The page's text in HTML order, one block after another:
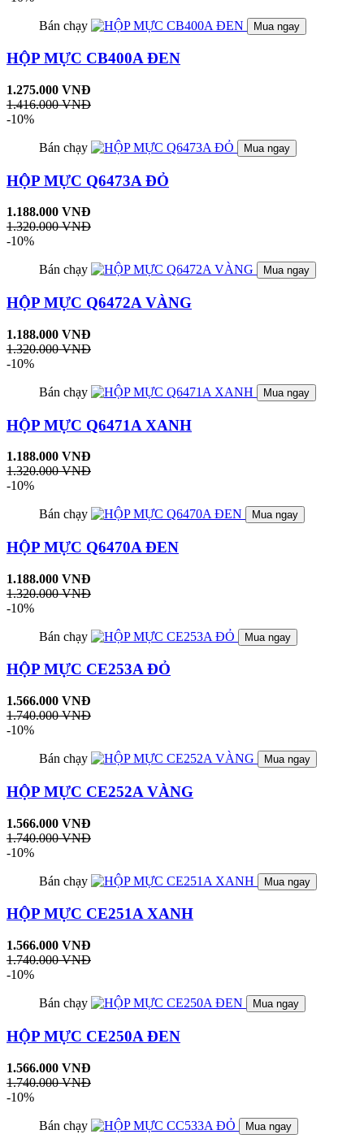
Bán chạy Mua ngay
HỘP MỰC CB400A ĐEN
1.275.000 VNĐ
1.416.000 VNĐ
-10%
Bán chạy Mua ngay
HỘP MỰC Q6473A ĐỎ
1.188.000 VNĐ
1.320.000 VNĐ
-10%
Bán chạy Mua ngay
HỘP MỰC Q6472A VÀNG
1.188.000 VNĐ
1.320.000 VNĐ
-10%
Bán chạy Mua ngay
HỘP MỰC Q6471A XANH
1.188.000 VNĐ
1.320.000 VNĐ
-10%
Bán chạy Mua ngay
HỘP MỰC Q6470A ĐEN
1.188.000 VNĐ
1.320.000 VNĐ
-10%
Bán chạy Mua ngay
HỘP MỰC CE253A ĐỎ
1.566.000 VNĐ
1.740.000 VNĐ
-10%
Bán chạy Mua ngay
HỘP MỰC CE252A VÀNG
1.566.000 VNĐ
1.740.000 VNĐ
-10%
Bán chạy Mua ngay
HỘP MỰC CE251A XANH
1.566.000 VNĐ
1.740.000 VNĐ
-10%
Bán chạy Mua ngay
HỘP MỰC CE250A ĐEN
1.566.000 VNĐ
1.740.000 VNĐ
-10%
Bán chạy Mua ngay